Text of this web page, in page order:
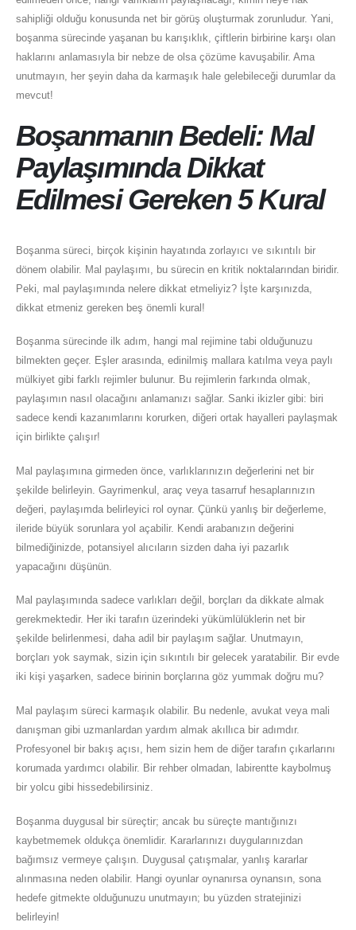
sahipliği olduğu konusunda net bir görüş oluşturmak zorunludur. Yani,
boşanma sürecinde yaşanan bu karışıklık, çiftlerin birbirine karşı olan
haklarını anlamasıyla bir nebze de olsa çözüme kavuşabilir. Ama
unutmayın, her şeyin daha da karmaşık hale gelebileceği durumlar da
mevcut!
Boşanmanın Bedeli: Mal
Paylaşımında Dikkat
Edilmesi Gereken 5 Kural
Boşanma süreci, birçok kişinin hayatında zorlayıcı ve sıkıntılı bir
dönem olabilir. Mal paylaşımı, bu sürecin en kritik noktalarından biridir.
Peki, mal paylaşımında nelere dikkat etmeliyiz? İşte karşınızda,
dikkat etmeniz gereken beş önemli kural!
Boşanma sürecinde ilk adım, hangi mal rejimine tabi olduğunuzu
bilmekten geçer. Eşler arasında, edinilmiş mallara katılma veya paylı
mülkiyet gibi farklı rejimler bulunur. Bu rejimlerin farkında olmak,
paylaşımın nasıl olacağını anlamanızı sağlar. Sanki ikizler gibi: biri
sadece kendi kazanımlarını korurken, diğeri ortak hayalleri paylaşmak
için birlikte çalışır!
Mal paylaşımına girmeden önce, varlıklarınızın değerlerini net bir
şekilde belirleyin. Gayrimenkul, araç veya tasarruf hesaplarınızın
değeri, paylaşımda belirleyici rol oynar. Çünkü yanlış bir değerleme,
ileride büyük sorunlara yol açabilir. Kendi arabanızın değerini
bilmediğinizde, potansiyel alıcıların sizden daha iyi pazarlık
yapacağını düşünün.
Mal paylaşımında sadece varlıkları değil, borçları da dikkate almak
gerekmektedir. Her iki tarafın üzerindeki yükümlülüklerin net bir
şekilde belirlenmesi, daha adil bir paylaşım sağlar. Unutmayın,
borçları yok saymak, sizin için sıkıntılı bir gelecek yaratabilir. Bir evde
iki kişi yaşarken, sadece birinin borçlarına göz yummak doğru mu?
Mal paylaşım süreci karmaşık olabilir. Bu nedenle, avukat veya mali
danışman gibi uzmanlardan yardım almak akıllıca bir adımdır.
Profesyonel bir bakış açısı, hem sizin hem de diğer tarafın çıkarlarını
korumada yardımcı olabilir. Bir rehber olmadan, labirentte kaybolmuş
bir yolcu gibi hissedebilirsiniz.
Boşanma duygusal bir süreçtir; ancak bu süreçte mantığınızı
kaybetmemek oldukça önemlidir. Kararlarınızı duygularınızdan
bağımsız vermeye çalışın. Duygusal çatışmalar, yanlış kararlar
alınmasına neden olabilir. Hangi oyunlar oynanırsa oynansın, sona
hedefe gitmekte olduğunuzu unutmayın; bu yüzden stratejinizi
belirleyin!